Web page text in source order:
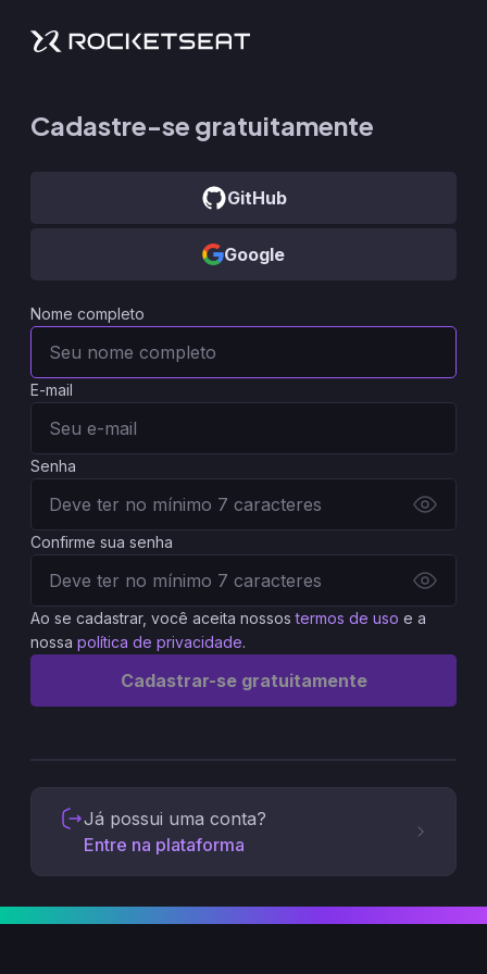
Cadastre-se gratuitamente
GitHub
Google
Nome completo
E-mail
Senha
Confirme sua senha
Ao se cadastrar, você aceita nossos termos de uso e a
nossa política de privacidade.
Cadastrar-se gratuitamente
Já possui uma conta?
Entre na plataforma